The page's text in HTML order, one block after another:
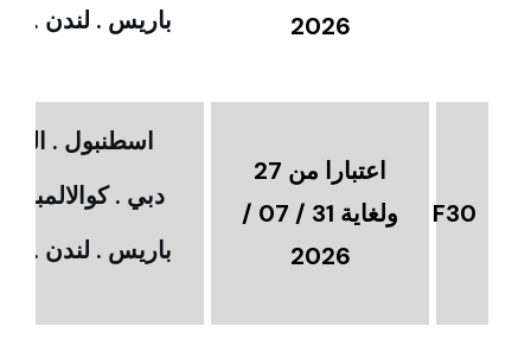
2026
باريس . لندن .
F30
اعتبارا من 27
ولغاية 31 / 07 /
2026
اسطنبول .
دبي .
باريس . لندن .